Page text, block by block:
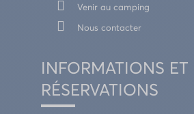
Venir au camping
Nous contacter
INFORMATIONS ET
RÉSERVATIONS